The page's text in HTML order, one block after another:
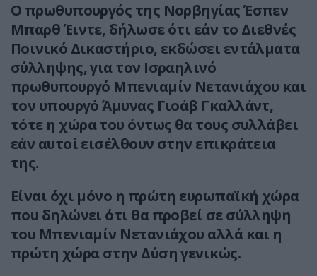
Ο πρωθυπουργός της Νορβηγίας Έσπεν
Μπαρθ Έιντε, δήλωσε ότι εάν το Διεθνές
Ποινικό Δικαστήριο, εκδώσει εντάλματα
σύλληψης, για τον Ισραηλινό
πρωθυπουργό Μπενιαμίν Νετανιάχου και
τον υπουργό Άμυνας Γιοάβ Γκαλλάντ,
τότε η χώρα του όντως θα τους συλλάβει
εάν αυτοί εισέλθουν στην επικράτεια
της.
Είναι όχι μόνο η πρώτη ευρωπαϊκή χώρα
που δηλώνει ότι θα προβεί σε σύλληψη
του Μπενιαμίν Νετανιάχου αλλά και η
πρώτη χώρα στην Δύση γενικώς.